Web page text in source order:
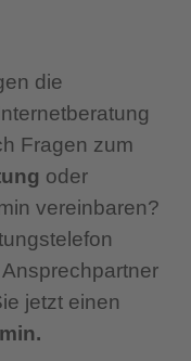
die
Fragen zum
oder
vereinbaren?
Ansprechpartner
jetzt einen